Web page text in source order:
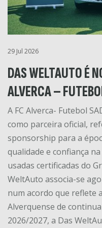
29 Jul 2026
DAS WELTAUTO É
ALVERCA –
A FC Alverca- Futebol
como parceira oficial,
sponsorship para a
qualidade e confiança
usadas certificadas do
WeltAuto associa-se
num acordo que reflete
Alverquense de
2026/2027, a Das